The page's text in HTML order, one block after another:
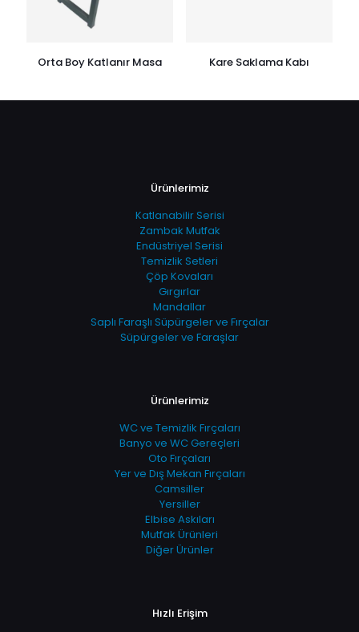
Orta Boy Katlanır Masa Kare Saklama Kabı
Ürünlerimiz
Katlanabilir Serisi
Zambak Mutfak
Endüstriyel Serisi
Temizlik Setleri
Çöp Kovaları
Gırgırlar
Mandallar
Saplı Faraşlı Süpürgeler ve Fırçalar
Süpürgeler ve Faraşlar
Ürünlerimiz
WC ve Temizlik Fırçaları
Banyo ve WC Gereçleri
Oto Fırçaları
Yer ve Dış Mekan Fırçaları
Camsiller
Yersiller
Elbise Askıları
Mutfak Ürünleri
Diğer Ürünler
Hızlı Erişim